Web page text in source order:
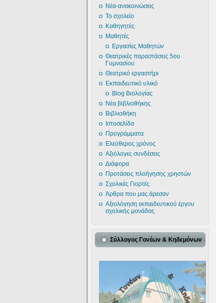
Νέα-ανακοινώσεις
Το σχολείο
Καθηγητές
Μαθητές
Εργασίες Μαθητών
Θεατρικές παραστάσεις 5ου
Γυμνασίου
Θεατρικό εργαστήρι
Εκπαιδευτικό υλικό
Blog Βιολογίας
Νέα βιβλιοθήκης
Βιβλιοθήκη
Ιστοσελίδα
Προγράμματα
Ελεύθερος χρόνος
Αξιόλογες συνδέσεις
Διάφορα
Προτάσεις πλοήγησης χρηστών
Σχολικές Γιορτές
Άρθρα που μας άρεσαν
Αξιολόγηση εκπαιδευτικού έργου
σχολικής μονάδας
Σύλλογος Γονέων & Κηδεμόνων